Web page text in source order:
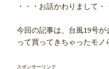
・・・お話かわりまして・
今回の記事は、台風19号
って買ってきちゃったモノ
スポンサーリンク